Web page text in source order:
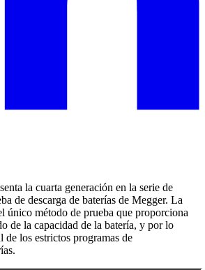
la cuarta generación en la serie de
de descarga de baterías de Megger. La
único método de prueba que proporciona
de la capacidad de la batería, y por lo
de los estrictos programas de